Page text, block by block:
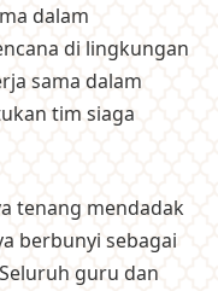
dalam
di lingkungan
sama dalam
tim siaga
tenang mendadak
berbunyi sebagai
guru dan